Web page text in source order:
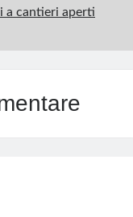
a cantieri aperti